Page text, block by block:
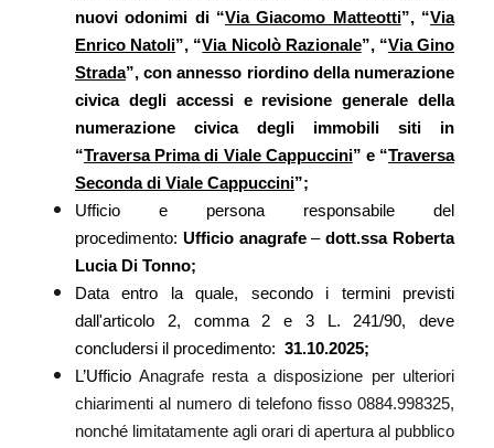
nuovi odonimi di “Via Giacomo Matteotti”, “Via
Enrico Natoli”, “Via Nicolò Razionale”, “Via Gino
Strada”, con annesso riordino della numerazione
civica degli accessi e revisione generale della
numerazione civica degli immobili siti in
“Traversa Prima di Viale Cappuccini” e “Traversa
Seconda di Viale Cappuccini”;
Ufficio e persona responsabile del
procedimento: Ufficio anagrafe–dott.ssa Roberta
Lucia Di Tonno;
Data entro la quale, secondo i termini previsti
dall'articolo 2, comma 2 e 3 L. 241/90, deve
concludersi il procedimento: 31.10.2025;
L’Ufficio Anagrafe resta a disposizione per ulteriori
chiarimenti al numero di telefono fisso 0884.998325,
nonché limitatamente agli orari di apertura al pubblico